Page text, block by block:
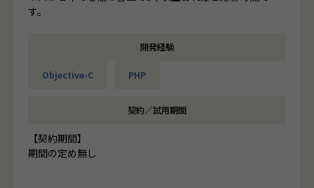
す。
開発経験
Objective-C PHP
契約／試用期間
【契約期間】
期間の定め無し